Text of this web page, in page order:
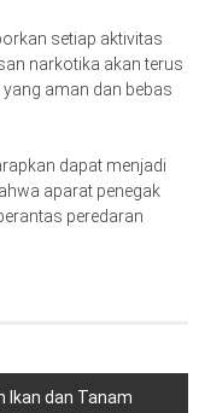
setiap aktivitas
narkotika akan terus
aman dan bebas
dapat menjadi
aparat penegak
peredaran
Ikan dan Tanam